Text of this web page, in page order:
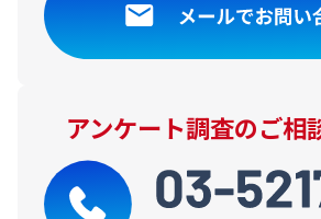
アンケート調査のご相